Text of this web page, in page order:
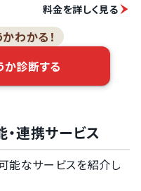
料金を詳しく見る
わかる！
か診断する
連携サービス
能なサービスを紹介し